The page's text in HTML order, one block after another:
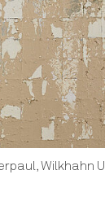
Wilkhahn